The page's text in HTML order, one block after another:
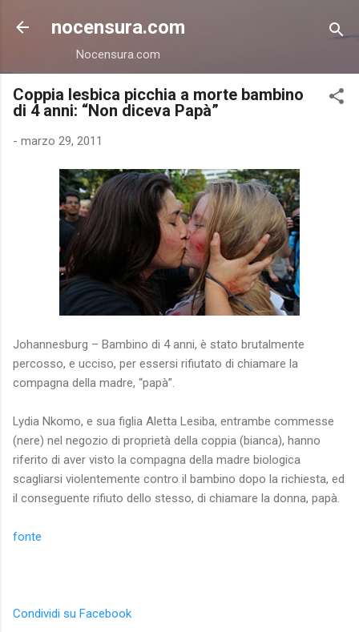
Passa ai contenuti principali
nocensura.com
Nocensura.com
Coppia lesbica picchia a morte bambino
di 4 anni: “Non diceva Papà”
- marzo 29, 2011
Johannesburg – Bambino di 4 anni, è stato brutalmente
percosso, e ucciso, per essersi rifiutato di chiamare la
compagna della madre, “papà”.
Lydia Nkomo, e sua figlia Aletta Lesiba, entrambe commesse
(nere) nel negozio di proprietà della coppia (bianca), hanno
riferito di aver visto la compagna della madre biologica
scagliarsi violentemente contro il bambino dopo la richiesta, ed
il conseguente rifiuto dello stesso, di chiamare la donna, papà.
fonte
Condividi su Facebook